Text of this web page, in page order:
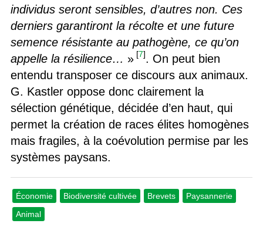
individus seront sensibles, d’autres non. Ces
derniers garantiront la récolte et une future
semence résistante au pathogène, ce qu’on
appelle la résilience… » [7]. On peut bien
entendu transposer ce discours aux animaux.
G. Kastler oppose donc clairement la
sélection génétique, décidée d’en haut, qui
permet la création de races élites homogènes
mais fragiles, à la coévolution permise par les
systèmes paysans.
Économie Biodiversité cultivée Brevets
Paysannerie
Animal